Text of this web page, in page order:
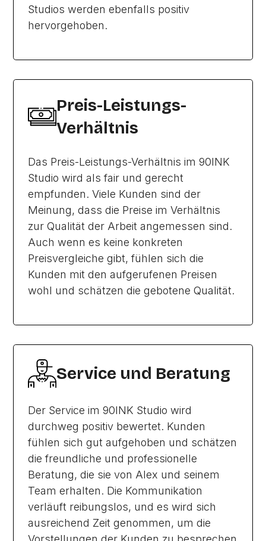
Studios werden ebenfalls positiv
hervorgehoben.
Preis-Leistungs-
Verhältnis
Das Preis-Leistungs-Verhältnis im 90INK
Studio wird als fair und gerecht
empfunden. Viele Kunden sind der
Meinung, dass die Preise im Verhältnis
zur Qualität der Arbeit angemessen sind.
Auch wenn es keine konkreten
Preisvergleiche gibt, fühlen sich die
Kunden mit den aufgerufenen Preisen
wohl und schätzen die gebotene Qualität.
Service und Beratung
Der Service im 90INK Studio wird
durchweg positiv bewertet. Kunden
fühlen sich gut aufgehoben und schätzen
die freundliche und professionelle
Beratung, die sie von Alex und seinem
Team erhalten. Die Kommunikation
verläuft reibungslos, und es wird sich
ausreichend Zeit genommen, um die